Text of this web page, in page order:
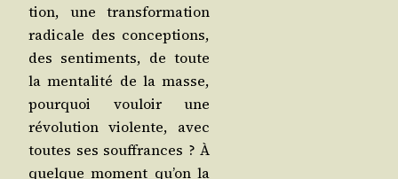
tion, une trans­for­ma­tion
radi­cale des concep­tions,
des sen­ti­ments, de toute
la men­ta­li­té de la masse,
pour­quoi vou­loir une
révo­lu­tion vio­lente, avec
toutes ses souf­frances ? À
quelque moment qu’on la